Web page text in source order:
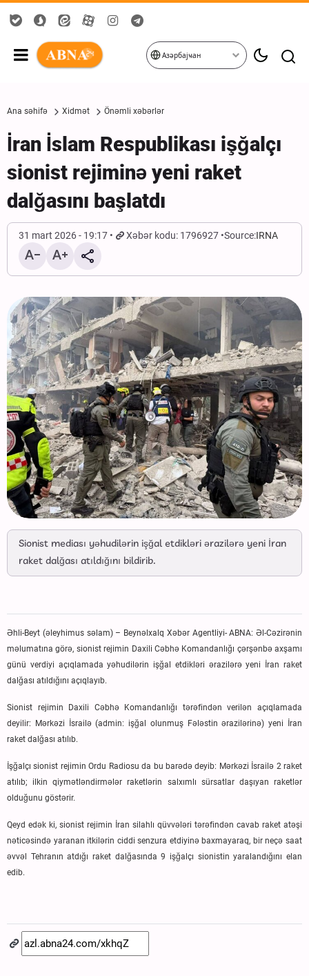
Азәрбајҹан
Ana səhifə Xidmət Önəmli xəbərlər
İran İslam Respublikası işğalçı
sionist rejiminə yeni raket
dalğasını başlatdı
31 mart 2026 - 19:17 Xəbər kodu: 1796927 Source:IRNA
Sionist mediası yəhudilərin işğal etdikləri ərazilərə yeni İran
raket dalğası atıldığını bildirib.
Əhli-Beyt (əleyhimus səlam) – Beynəlxalq Xəbər Agentliyi- ABNA: Əl-Cəzirənin
məlumatına görə, sionist rejimin Daxili Cəbhə Komandanlığı çərşənbə axşamı
günü verdiyi açıqlamada yəhudilərin işğal etdikləri ərazilərə yeni İran raket
dalğası atıldığını açıqlayıb.
Sionist rejimin Daxili Cəbhə Komandanlığı tərəfindən verilən açıqlamada
deyilir: Mərkəzi İsrailə (admin: işğal olunmuş Fələstin ərazilərinə) yeni İran
raket dalğası atılıb.
İşğalçı sionist rejimin Ordu Radiosu da bu barədə deyib: Mərkəzi İsrailə 2 raket
atılıb; ilkin qiymətləndirmələr raketlərin salxımlı sürsatlar daşıyan raketlər
olduğunu göstərir.
Qeyd edək ki, sionist rejimin İran silahlı qüvvələri tərəfindən cavab raket atəşi
nəticəsində yaranan itkilərin ciddi senzura etdiyinə baxmayaraq, bir neçə saat
əvvəl Tehranın atdığı raket dalğasında 9 işğalçı sionistin yaralandığını elan
edib.